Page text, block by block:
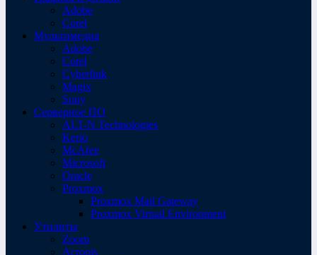
Adobe
Corel
Мультимедиа
Adobe
Corel
Cyberlink
Magix
Sony
Серверное ПО
ALT-N Technologies
Kerio
McAfee
Microsoft
Oracle
Proxmox
Proxmox Mail Gateway
Proxmox Virtual Environment
Утилиты
Zoom
Acronis